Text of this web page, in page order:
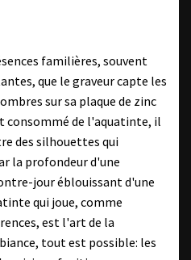
familières, souvent
que le graveur capte les
sur sa plaque de zinc
consommé de l'aquatinte, il
des silhouettes qui
la profondeur d'une
jour éblouissant d'une
qui joue, comme
est l'art de la
tout est possible: les